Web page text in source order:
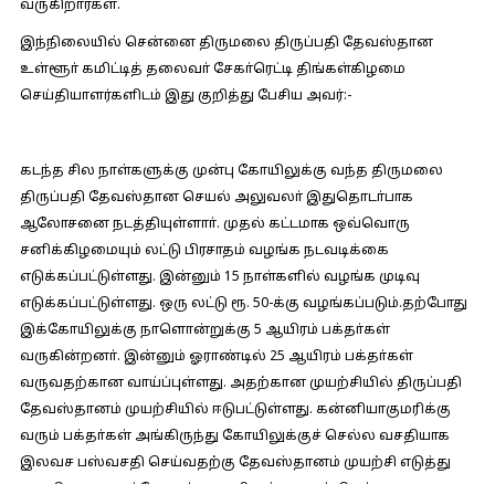
வருகிறார்கள்.
இந்நிலையில் சென்னை திருமலை திருப்பதி தேவஸ்தான
உள்ளூா் கமிட்டித் தலைவா் சேகா்ரெட்டி திங்கள்கிழமை
செய்தியாளர்களிடம் இது குறித்து பேசிய அவர்:-
கடந்த சில நாள்களுக்கு முன்பு கோயிலுக்கு வந்த திருமலை
திருப்பதி தேவஸ்தான செயல் அலுவலா் இதுதொடா்பாக
ஆலோசனை நடத்தியுள்ளாா். முதல் கட்டமாக ஒவ்வொரு
சனிக்கிழமையும் லட்டு பிரசாதம் வழங்க நடவடிக்கை
எடுக்கப்பட்டுள்ளது. இன்னும் 15 நாள்களில் வழங்க முடிவு
எடுக்கப்பட்டுள்ளது. ஒரு லட்டு ரூ. 50-க்கு வழங்கப்படும்.தற்போது
இக்கோயிலுக்கு நாளொன்றுக்கு 5 ஆயிரம் பக்தா்கள்
வருகின்றனா். இன்னும் ஓராண்டில் 25 ஆயிரம் பக்தா்கள்
வருவதற்கான வாய்ப்புள்ளது. அதற்கான முயற்சியில் திருப்பதி
தேவஸ்தானம் முயற்சியில் ஈடுபட்டுள்ளது. கன்னியாகுமரிக்கு
வரும் பக்தா்கள் அங்கிருந்து கோயிலுக்குச் செல்ல வசதியாக
இலவச பஸ்வசதி செய்வதற்கு தேவஸ்தானம் முயற்சி எடுத்து